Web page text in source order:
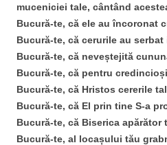
muceniciei tale, cântând
Bucură-te, că ele au încoronat
Bucură-te, că cerurile au serbat
Bucură-te, că neveștejită
Bucură-te, că pentru
Bucură-te, că Hristos cererile
Bucură-te, că El prin tine S-a
Bucură-te, că Biserica apărător
Bucură-te, al locașului tău